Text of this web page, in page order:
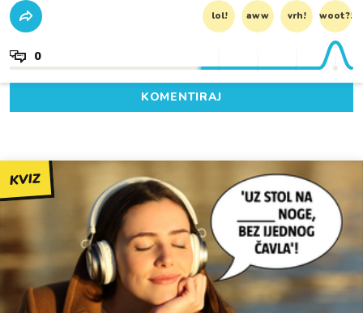
lol! aww vrh! woot?!
0
KOMENTIRAJ
KVIZ